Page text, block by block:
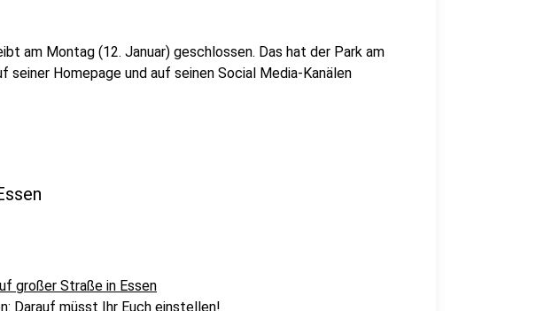
am Montag (12. Januar) geschlossen. Das hat der Park am
seiner Homepage und auf seinen Social Media-Kanälen
großer Straße in Essen
Darauf müsst Ihr Euch einstellen!